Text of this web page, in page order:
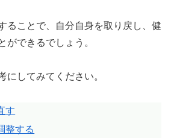
ることで、自分自身を取り戻し、健
ができるでしょう。
にしてみてください。
す
整する